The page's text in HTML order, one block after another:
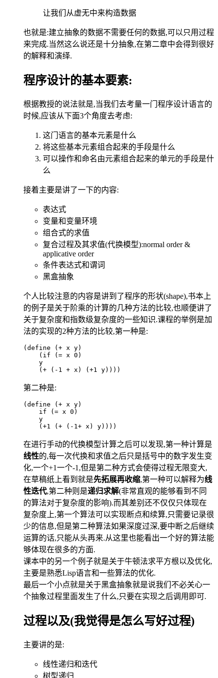
让我们从虚无中来构造数据
也就是:建立抽象的数据不需要任何的数据,可以只用过程
来完成.当然这么说还是十分抽象,在第二章中会得到很好
的解释和演绎.
程序设计的基本要素:
根据教授的说法就是,当我们去考量一门程序设计语言的
时候,应该从下面3个角度去考虑:
这门语言的基本元素是什么
将这些基本元素组合起来的手段是什么
可以操作和命名由元素组合起来的单元的手段是什
么
接着主要是讲了一下的内容:
表达式
变量和变量环境
组合式的求值
复合过程及其求值(代换模型):normal order &
applicative order
条件表达式和谓词
黑盒抽象
个人比较注意的内容是讲到了程序的形状(shape),书本上
的例子是关于阶乘的计算的几种方法的比较,也顺便讲了
关于复杂度和指数级复杂度的一些知识.课程的举例是加
法的实现的2种方法的比较,第一种是:
(define ( + x y)
    (
if ( = x 0 )
    y
    (
+ ( -1 + x) ( +1 y))))
第二种是:
(define ( + x y)
    if (
= x 0 )
    y
    (
+1 ( + (-1+ x) y))))
在进行手动的代换模型计算之后可以发现,第一种计算是
线性的,每一次代换和求值之后只是括号中的数字发生变
化,一个+1一个-1,但是第二种方式会使得过程无限变大,
在草稿纸上看到就是先拓展再收缩,第一种可以解释为线
性迭代,第二种则是递归求解(非常直观的能够看到不同
的算法对于复杂度的影响).而其差别还不仅仅只体现在
复杂度上,第一个算法可以实现断点和续算,只需要记录很
少的信息,但是第二种算法如果深度过深,要中断之后继续
运算的话,只能从头再来.从这里也能看出一个好的算法能
够体现在很多的方面.
课本中的另一个例子就是关于牛顿法求平方根以及优化,
主要是熟悉Lisp语言和一些算法的优化.
最后一个小点就是关于黑盒抽象就是说我们不必关心一
个抽象过程里面发生了什么,只要在实现之后调用即可.
过程以及(我觉得是怎么写好过程)
主要讲的是:
线性递归和迭代
树型递归